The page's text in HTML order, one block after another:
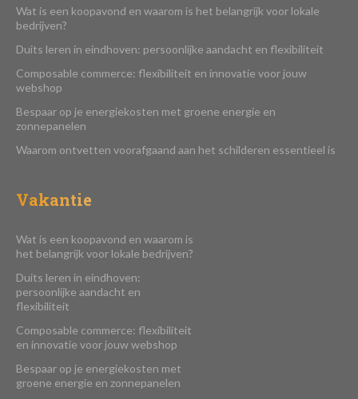
Wat is een koopavond en waarom is het belangrijk voor lokale
bedrijven?
Duits leren in eindhoven: persoonlijke aandacht en flexibiliteit
Composable commerce: flexibiliteit en innovatie voor jouw
webshop
Bespaar op je energiekosten met groene energie en
zonnepanelen
Waarom ontvetten voorafgaand aan het schilderen essentieel is
Vakantie
Wat is een koopavond en waarom is
het belangrijk voor lokale bedrijven?
Duits leren in eindhoven:
persoonlijke aandacht en
flexibiliteit
Composable commerce: flexibiliteit
en innovatie voor jouw webshop
Bespaar op je energiekosten met
groene energie en zonnepanelen